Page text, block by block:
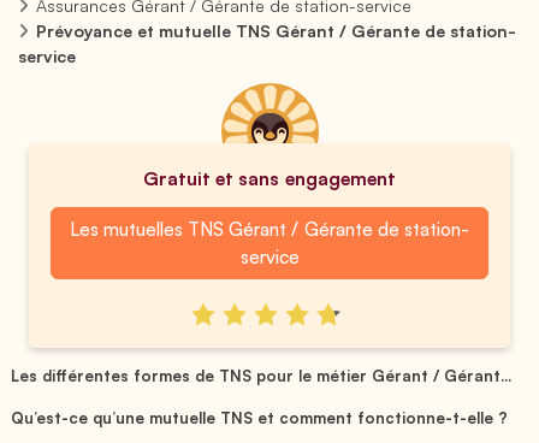
Assurances Gérant / Gérante de station-service
Prévoyance et mutuelle TNS Gérant / Gérante de station-
service
Gratuit et sans engagement
Les mutuelles TNS Gérant / Gérante de station-
service
Les différentes formes de TNS pour le métier Gérant / Gérant...
Qu’est-ce qu’une mutuelle TNS et comment fonctionne-t-elle ?